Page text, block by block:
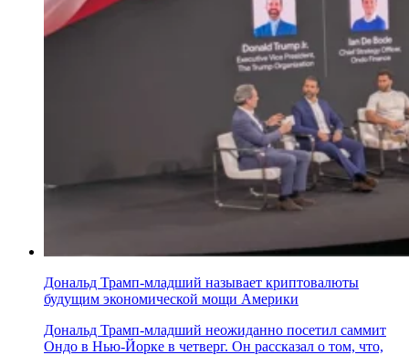
Дональд Трамп-младший называет криптовалюты
будущим экономической мощи Америки
Дональд Трамп-младший неожиданно посетил саммит
Ондо в Нью-Йорке в четверг. Он рассказал о том, что,